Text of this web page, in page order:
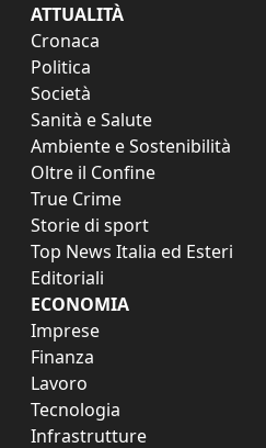
ATTUALITÀ
Cronaca
Politica
Società
Sanità e Salute
Ambiente e Sostenibilità
Oltre il Confine
True Crime
Storie di sport
Top News Italia ed Esteri
Editoriali
ECONOMIA
Imprese
Finanza
Lavoro
Tecnologia
Infrastrutture